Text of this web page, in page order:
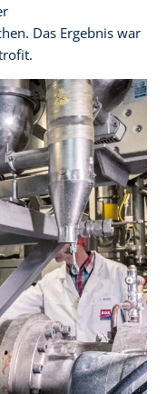
Das Ergebnis war